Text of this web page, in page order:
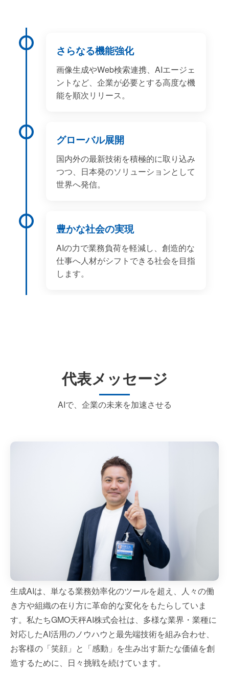
さらなる機能強化
画像生成やWeb検索連携、AIエージェ
ントなど、企業が必要とする高度な機
能を順次リリース。
グローバル展開
国内外の最新技術を積極的に取り込み
つつ、日本発のソリューションとして
世界へ発信。
豊かな社会の実現
AIの力で業務負荷を軽減し、創造的な
仕事へ人材がシフトできる社会を目指
します。
代表メッセージ
AIで、企業の未来を加速させる
生成AIは、単なる業務効率化のツールを超え、人々の働
き方や組織の在り方に革命的な変化をもたらしていま
す。私たちGMO天秤AI株式会社は、多様な業界・業種に
対応したAI活用のノウハウと最先端技術を組み合わせ、
お客様の「笑顔」と「感動」を生み出す新たな価値を創
造するために、日々挑戦を続けています。